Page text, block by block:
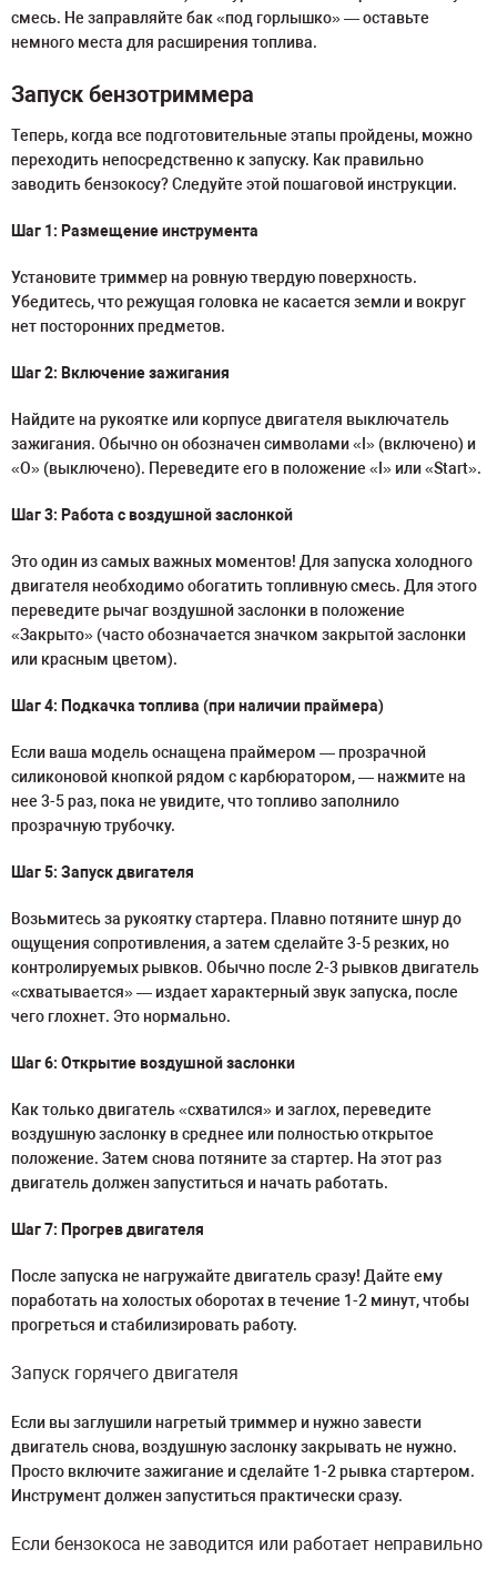
смесь. Не заправляйте бак «под горлышко» — оставьте
немного места для расширения топлива.
Запуск бензотриммера
Теперь, когда все подготовительные этапы пройдены, можно
переходить непосредственно к запуску. Как правильно
заводить бензокосу? Следуйте этой пошаговой инструкции.
Шаг 1: Размещение инструмента
Установите триммер на ровную твердую поверхность.
Убедитесь, что режущая головка не касается земли и вокруг
нет посторонних предметов.
Шаг 2: Включение зажигания
Найдите на рукоятке или корпусе двигателя выключатель
зажигания. Обычно он обозначен символами «I» (включено) и
«O» (выключено). Переведите его в положение «I» или «Start».
Шаг 3: Работа с воздушной заслонкой
Это один из самых важных моментов! Для запуска холодного
двигателя необходимо обогатить топливную смесь. Для этого
переведите рычаг воздушной заслонки в положение
«Закрыто» (часто обозначается значком закрытой заслонки
или красным цветом).
Шаг 4: Подкачка топлива (при наличии праймера)
Если ваша модель оснащена праймером — прозрачной
силиконовой кнопкой рядом с карбюратором, — нажмите на
нее 3-5 раз, пока не увидите, что топливо заполнило
прозрачную трубочку.
Шаг 5: Запуск двигателя
Возьмитесь за рукоятку стартера. Плавно потяните шнур до
ощущения сопротивления, а затем сделайте 3-5 резких, но
контролируемых рывков. Обычно после 2-3 рывков двигатель
«схватывается» — издает характерный звук запуска, после
чего глохнет. Это нормально.
Шаг 6: Открытие воздушной заслонки
Как только двигатель «схватился» и заглох, переведите
воздушную заслонку в среднее или полностью открытое
положение. Затем снова потяните за стартер. На этот раз
двигатель должен запуститься и начать работать.
Шаг 7: Прогрев двигателя
После запуска не нагружайте двигатель сразу! Дайте ему
поработать на холостых оборотах в течение 1-2 минут, чтобы
прогреться и стабилизировать работу.
Запуск горячего двигателя
Если вы заглушили нагретый триммер и нужно завести
двигатель снова, воздушную заслонку закрывать не нужно.
Просто включите зажигание и сделайте 1-2 рывка стартером.
Инструмент должен запуститься практически сразу.
Если бензокоса не заводится или работает неправильно